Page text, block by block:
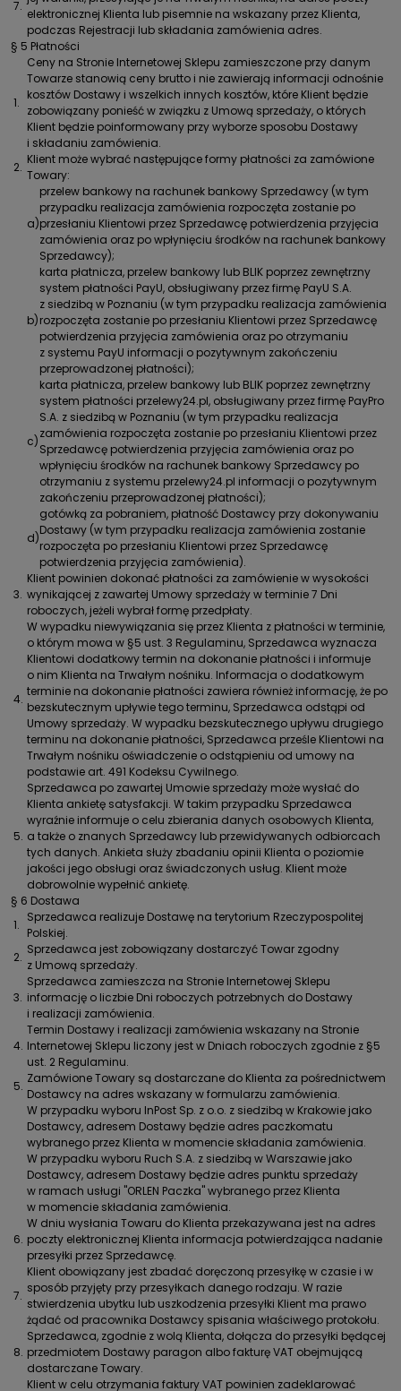
7.
elektronicznej Klienta lub pisemnie na wskazany przez Klienta,
podczas Rejestracji lub składania zamówienia adres.
§ 5 Płatności
1.
Ceny na Stronie Internetowej Sklepu zamieszczone przy danym
Towarze stanowią ceny brutto i nie zawierają informacji odnośnie
kosztów Dostawy i wszelkich innych kosztów, które Klient będzie
zobowiązany ponieść w związku z Umową sprzedaży, o których
Klient będzie poinformowany przy wyborze sposobu Dostawy
i składaniu zamówienia.
2.
Klient może wybrać następujące formy płatności za zamówione
Towary:
a)
przelew bankowy na rachunek bankowy Sprzedawcy (w tym
przypadku realizacja zamówienia rozpoczęta zostanie po
przesłaniu Klientowi przez Sprzedawcę potwierdzenia przyjęcia
zamówienia oraz po wpłynięciu środków na rachunek bankowy
Sprzedawcy);
b)
karta płatnicza, przelew bankowy lub BLIK poprzez zewnętrzny
system płatności PayU, obsługiwany przez firmę PayU S.A.
z siedzibą w Poznaniu (w tym przypadku realizacja zamówienia
rozpoczęta zostanie po przesłaniu Klientowi przez Sprzedawcę
potwierdzenia przyjęcia zamówienia oraz po otrzymaniu
z systemu PayU informacji o pozytywnym zakończeniu
przeprowadzonej płatności);
c)
karta płatnicza, przelew bankowy lub BLIK poprzez zewnętrzny
system płatności przelewy24.pl, obsługiwany przez firmę PayPro
S.A. z siedzibą w Poznaniu (w tym przypadku realizacja
zamówienia rozpoczęta zostanie po przesłaniu Klientowi przez
Sprzedawcę potwierdzenia przyjęcia zamówienia oraz po
wpłynięciu środków na rachunek bankowy Sprzedawcy po
otrzymaniu z systemu przelewy24.pl informacji o pozytywnym
zakończeniu przeprowadzonej płatności);
d)
gotówką za pobraniem, płatność Dostawcy przy dokonywaniu
Dostawy (w tym przypadku realizacja zamówienia zostanie
rozpoczęta po przesłaniu Klientowi przez Sprzedawcę
potwierdzenia przyjęcia zamówienia).
3.
Klient powinien dokonać płatności za zamówienie w wysokości
wynikającej z zawartej Umowy sprzedaży w terminie 7 Dni
roboczych, jeżeli wybrał formę przedpłaty.
4.
W wypadku niewywiązania się przez Klienta z płatności w terminie,
o którym mowa w §5 ust. 3 Regulaminu, Sprzedawca wyznacza
Klientowi dodatkowy termin na dokonanie płatności i informuje
o nim Klienta na Trwałym nośniku. Informacja o dodatkowym
terminie na dokonanie płatności zawiera również informację, że po
bezskutecznym upływie tego terminu, Sprzedawca odstąpi od
Umowy sprzedaży. W wypadku bezskutecznego upływu drugiego
terminu na dokonanie płatności, Sprzedawca prześle Klientowi na
Trwałym nośniku oświadczenie o odstąpieniu od umowy na
podstawie art. 491 Kodeksu Cywilnego.
5.
Sprzedawca po zawartej Umowie sprzedaży może wysłać do
Klienta ankietę satysfakcji. W takim przypadku Sprzedawca
wyraźnie informuje o celu zbierania danych osobowych Klienta,
a także o znanych Sprzedawcy lub przewidywanych odbiorcach
tych danych. Ankieta służy zbadaniu opinii Klienta o poziomie
jakości jego obsługi oraz świadczonych usług. Klient może
dobrowolnie wypełnić ankietę.
§ 6 Dostawa
1.
Sprzedawca realizuje Dostawę na terytorium Rzeczypospolitej
Polskiej.
2.
Sprzedawca jest zobowiązany dostarczyć Towar zgodny
z Umową sprzedaży.
3.
Sprzedawca zamieszcza na Stronie Internetowej Sklepu
informację o liczbie Dni roboczych potrzebnych do Dostawy
i realizacji zamówienia.
4.
Termin Dostawy i realizacji zamówienia wskazany na Stronie
Internetowej Sklepu liczony jest w Dniach roboczych zgodnie z §5
ust. 2 Regulaminu.
5.
Zamówione Towary są dostarczane do Klienta za pośrednictwem
Dostawcy na adres wskazany w formularzu zamówienia.
W przypadku wyboru InPost Sp. z o.o. z siedzibą w Krakowie jako
Dostawcy, adresem Dostawy będzie adres paczkomatu
wybranego przez Klienta w momencie składania zamówienia.
W przypadku wyboru Ruch S.A. z siedzibą w Warszawie jako
Dostawcy, adresem Dostawy będzie adres punktu sprzedaży
w ramach usługi "ORLEN Paczka" wybranego przez Klienta
w momencie składania zamówienia.
6.
W dniu wysłania Towaru do Klienta przekazywana jest na adres
poczty elektronicznej Klienta informacja potwierdzająca nadanie
przesyłki przez Sprzedawcę.
7.
Klient obowiązany jest zbadać doręczoną przesyłkę w czasie i w
sposób przyjęty przy przesyłkach danego rodzaju. W razie
stwierdzenia ubytku lub uszkodzenia przesyłki Klient ma prawo
żądać od pracownika Dostawcy spisania właściwego protokołu.
8.
Sprzedawca, zgodnie z wolą Klienta, dołącza do przesyłki będącej
przedmiotem Dostawy paragon albo fakturę VAT obejmującą
dostarczane Towary.
Klient w celu otrzymania faktury VAT powinien zadeklarować